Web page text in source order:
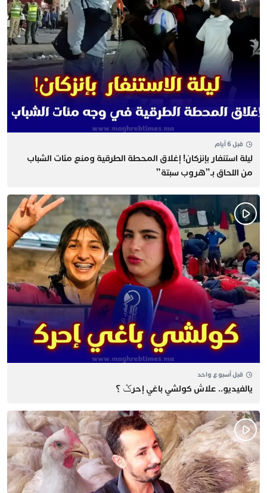
قبل 6 أيام
​ليلة استنفار بإنزكان! إغلاق المحطة الطرقية ومنع مئات الشباب
من اللحاق بـ”هروب سبتة”
قبل أسبوع واحد
يالفيديو.. علاش كولشي باغي إحرݣ ؟